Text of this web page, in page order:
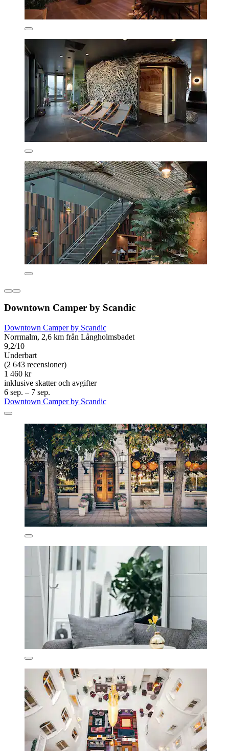
Downtown Camper by Scandic
Downtown Camper by Scandic
Norrmalm, 2,6 km från Långholmsbadet
9,2/10
Underbart
(2 643 recensioner)
1 460 kr
inklusive skatter och avgifter
6 sep. – 7 sep.
Downtown Camper by Scandic